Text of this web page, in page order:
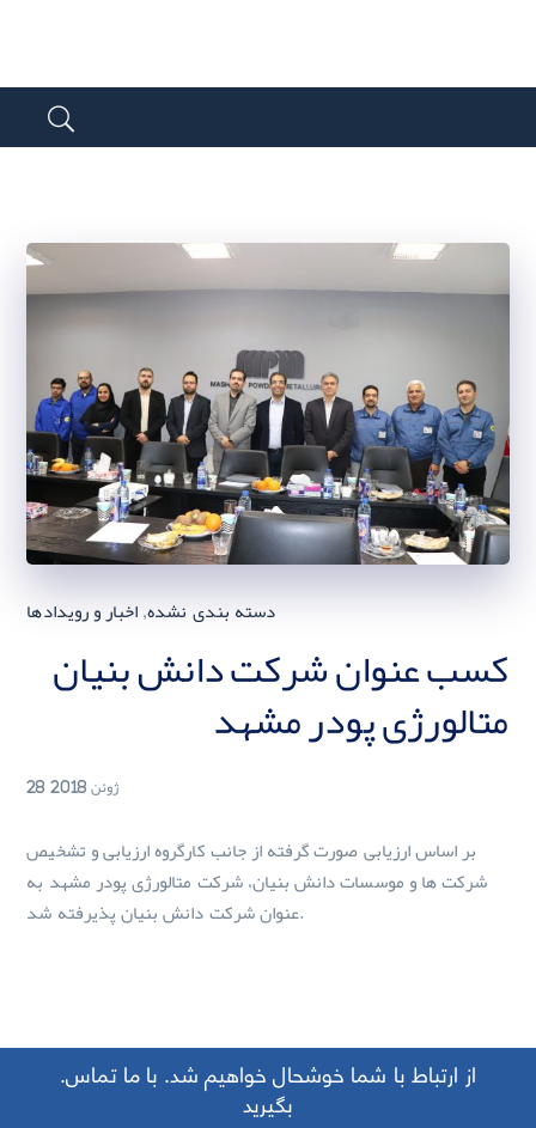
دسته بندی نشده, اخبار و رویدادها
کسب عنوان شرکت دانش بنیان
متالورژی پودر مشهد
28 ژوئن 2018
بر اساس ارزیابی صورت گرفته از جانب کارگروه ارزیابی و تشخیص
شرکت ها و موسسات دانش بنیان، شرکت متالورژی پودر مشهد به
.از ارتباط با شما خوشحال خواهیم شد. با ما تماس
بگیرید